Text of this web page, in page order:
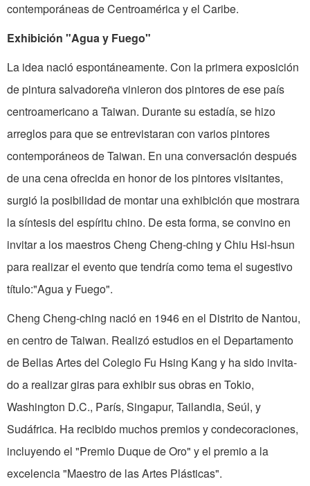
contemporáneas de Centro­américa y el Caribe.
Exhibición "Agua y Fuego"
La idea nació espontáneamente. Con la primera exposición
de pintura salva­doreña vinieron dos pintores de ese país
centroamericano a Taiwan. Durante su estadía, se hizo
arreglos para que se entrevistaran con varios pintores
contem­poráneos de Taiwan. En una conversación después
de una cena ofrecida en honor de los pintores visitantes,
surgió la posibilidad de montar una exhibición que mostrara
la síntesis del espíritu chino. De esta forma, se convino en
invitar a los maestros Cheng Cheng-ching y Chiu Hsi-hsun
para realizar el evento que tendría como tema el sugestivo
título:"Agua y Fuego".
Cheng Cheng­-ching nació en 1946 en el Distrito de Nantou,
en centro de Taiwan. Realizó estu­dios en el Departa­mento
de Bellas Artes del Colegio Fu Hsing Kang y ha sido invita­
do a realizar giras para exhibir sus obras en Tokio,
Washington D.C., París, Singapur, Tailandia, Seúl, y
Sudáfrica. Ha recibido muchos premios y condecoraciones,
incluyendo el "Premio Duque de Oro" y el premio a la
excelencia "Maestro de las Artes Plásticas".